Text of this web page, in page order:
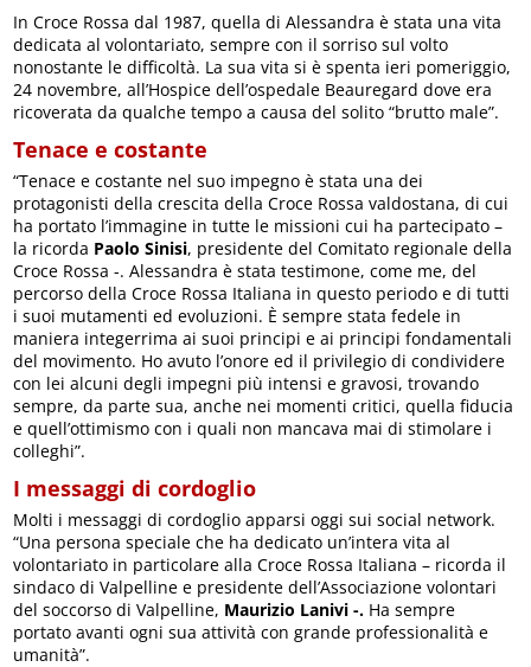
In Croce Rossa dal 1987, quella di Alessandra è stata una vita
dedicata al volontariato, sempre con il sorriso sul volto
nonostante le difficoltà. La sua vita si è spenta ieri pomeriggio,
24 novembre, all’Hospice dell’ospedale Beauregard dove era
ricoverata da qualche tempo a causa del solito “brutto male”.
Tenace e costante
“Tenace e costante nel suo impegno è stata una dei
protagonisti della crescita della Croce Rossa valdostana, di cui
ha portato l’immagine in tutte le missioni cui ha partecipato –
la ricorda Paolo Sinisi, presidente del Comitato regionale della
Croce Rossa -. Alessandra è stata testimone, come me, del
percorso della Croce Rossa Italiana in questo periodo e di tutti
i suoi mutamenti ed evoluzioni. È sempre stata fedele in
maniera integerrima ai suoi principi e ai principi fondamentali
del movimento. Ho avuto l’onore ed il privilegio di condividere
con lei alcuni degli impegni più intensi e gravosi, trovando
sempre, da parte sua, anche nei momenti critici, quella fiducia
e quell’ottimismo con i quali non mancava mai di stimolare i
colleghi”.
I messaggi di cordoglio
Molti i messaggi di cordoglio apparsi oggi sui social network.
“Una persona speciale che ha dedicato un’intera vita al
volontariato in particolare alla Croce Rossa Italiana – ricorda il
sindaco di Valpelline e presidente dell’Associazione volontari
del soccorso di Valpelline, Maurizio Lanivi -. Ha sempre
portato avanti ogni sua attività con grande professionalità e
umanità”.